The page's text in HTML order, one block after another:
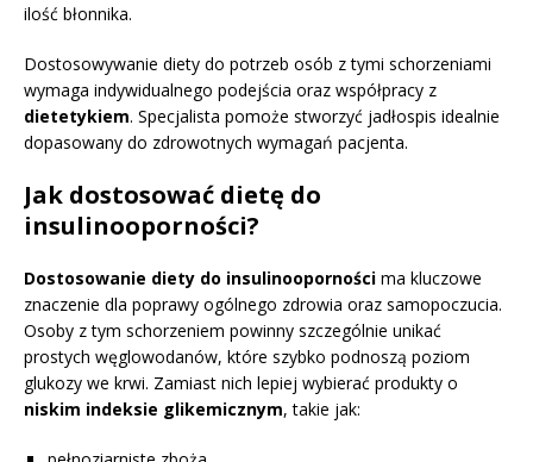
ilość błonnika.
Dostosowywanie diety do potrzeb osób z tymi schorzeniami
wymaga indywidualnego podejścia oraz współpracy z
dietetykiem. Specjalista pomoże stworzyć jadłospis idealnie
dopasowany do zdrowotnych wymagań pacjenta.
Jak dostosować dietę do
insulinooporności?
Dostosowanie diety do insulinooporności ma kluczowe
znaczenie dla poprawy ogólnego zdrowia oraz samopoczucia.
Osoby z tym schorzeniem powinny szczególnie unikać
prostych węglowodanów, które szybko podnoszą poziom
glukozy we krwi. Zamiast nich lepiej wybierać produkty o
niskim indeksie glikemicznym, takie jak: